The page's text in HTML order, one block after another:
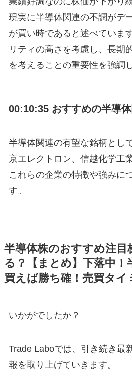
現実に半導体関連の不調がデ
が買い時であると述べていま
リティの高さを考慮し、長期
を考えることの重要性を強調
00:10:35 おすすめの半導
半導体関連の有望な銘柄とし
京エレクトロン、信越化学工
これらの企業の特徴や強みに
す。
半導体株のおすすめ注目
る？【まとめ】下落中！
買えば勝ち確！売買タイ
いかがでしたか？
Trade Laboでは、引き続き最
報を取り上げていきます。